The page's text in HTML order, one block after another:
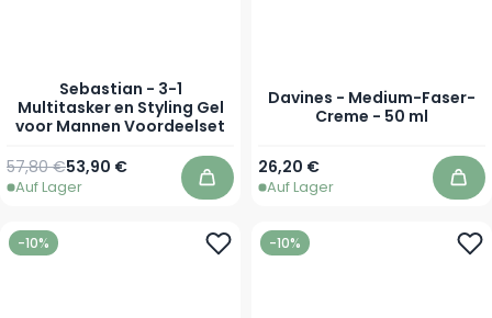
Sebastian - 3-1
Multitasker en Styling Gel
voor Mannen Voordeelset
53,90 €
57,80 €
Auf Lager In den Warenkorb
Davines - Medium-Faser-
Creme - 50 ml
26,20 €
Auf Lager In
-10% -10%